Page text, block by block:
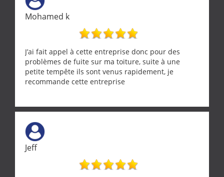
Mohamed k
J’ai fait appel à cette entreprise donc pour des
problèmes de fuite sur ma toiture, suite à une
petite tempête ils sont venus rapidement, je
recommande cette entreprise
Jeff